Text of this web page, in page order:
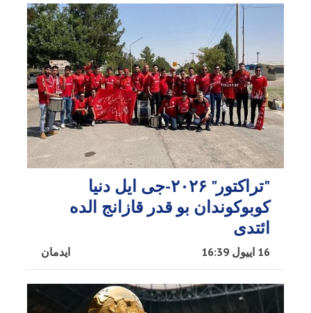
"تراکتور" ۲۰۲۶-جی ایل دنیا
کوبوکوندان بو قدر قازانج الده
ائتدی
ایدمان 16 اییول 16:39